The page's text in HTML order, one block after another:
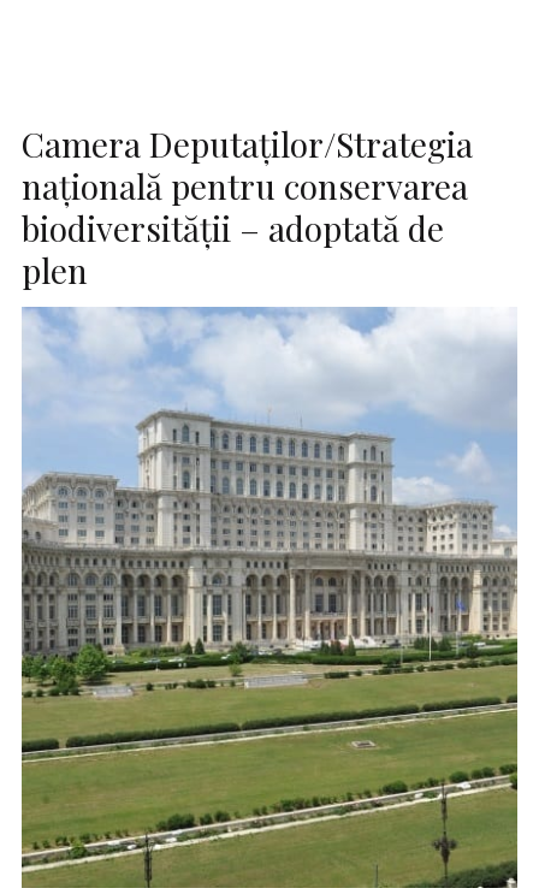
Camera Deputaţilor/Strategia
naţională pentru conservarea
biodiversităţii – adoptată de
plen